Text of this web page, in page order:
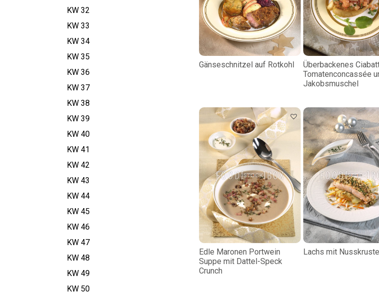
KW 32
KW 33
KW 34
KW 35
KW 36
KW 37
KW 38
KW 39
KW 40
KW 41
KW 42
KW 43
KW 44
KW 45
KW 46
KW 47
KW 48
KW 49
KW 50
Gänseschnitzel auf Rotkohl
Überbackenes
Tomatenconcassée
Jakobsmuschel
Edle Maronen Portwein
Suppe mit Dattel-Speck
Crunch
Lachs mit